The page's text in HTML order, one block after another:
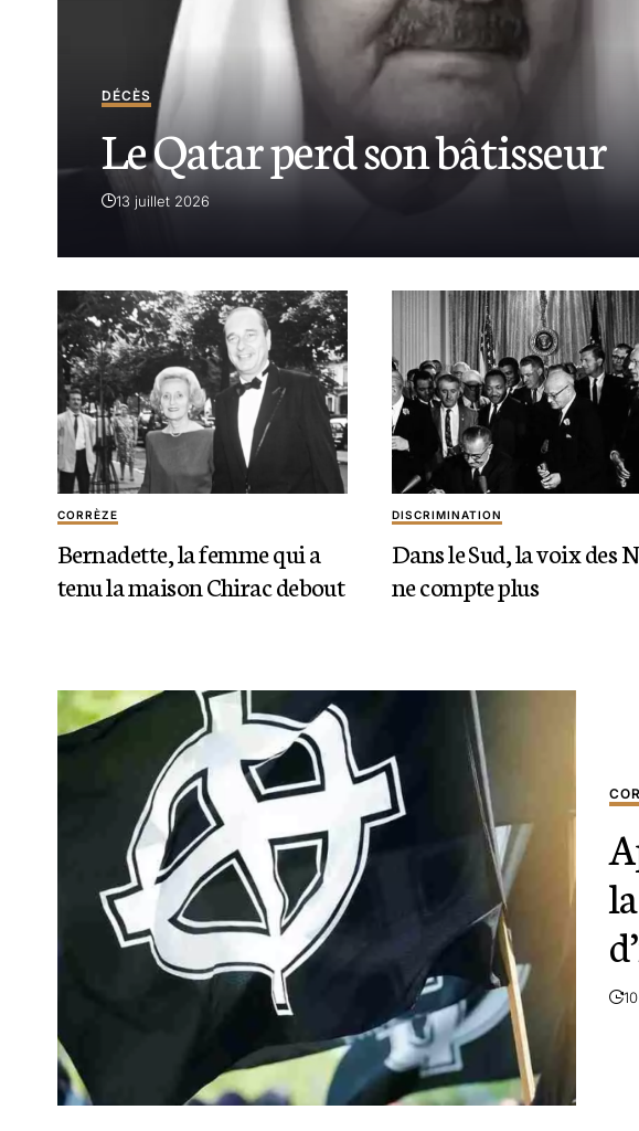
DÉCÈS
Le Qatar perd son bâtisseur
13 juillet 2026
CORRÈZE
Bernadette, la femme qui a
tenu la maison Chirac debout
DISCRIMINATION
Dans le Sud, la voix des
ne compte plus